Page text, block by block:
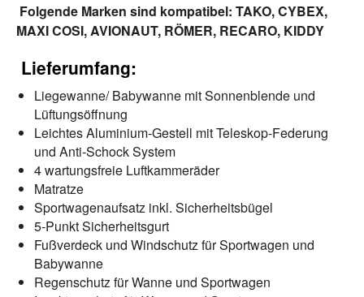
Folgende Marken sind kompatibel: TAKO, CYBEX,
MAXI COSI, AVIONAUT, RÖMER, RECARO, KIDDY
Lieferumfang:
Liegewanne/ Babywanne mit Sonnenblende und
Lüftungsöffnung
Leichtes Aluminium-Gestell mit Teleskop-Federung
und Anti-Schock System
4 wartungsfreie Luftkammeräder
Matratze
Sportwagenaufsatz inkl. Sicherheitsbügel
5-Punkt Sicherheitsgurt
Fußverdeck und Windschutz für Sportwagen und
Babywanne
Regenschutz für Wanne und Sportwagen